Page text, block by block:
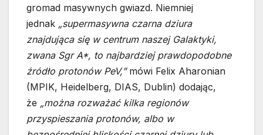
gromad masywnych gwiazd. Niemniej
jednak „supermasywna czarna dziura
znajdująca się w centrum naszej Galaktyki,
zwana Sgr A*, to najbardziej prawdopodobne
źródło protonów PeV,”mówi Felix Aharonian
(MPIK, Heidelberg, DIAS, Dublin) dodając,
że „można rozważać kilka regionów
przyspieszania protonów, albo w